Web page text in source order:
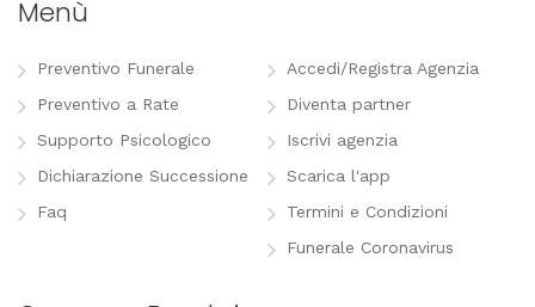
Menù
Preventivo Funerale
Preventivo a Rate
Supporto Psicologico
Dichiarazione Successione
Faq
Accedi/Registra Agenzia
Diventa partner
Iscrivi agenzia
Scarica l'app
Termini e Condizioni
Funerale Coronavirus